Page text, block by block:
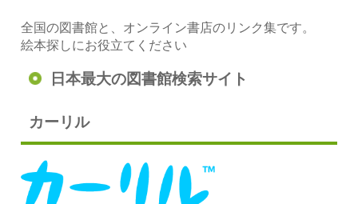
全国の図書館と、オンライン書店のリンク集です。
絵本探しにお役立てください
日本最大の図書館検索サイト
カーリル